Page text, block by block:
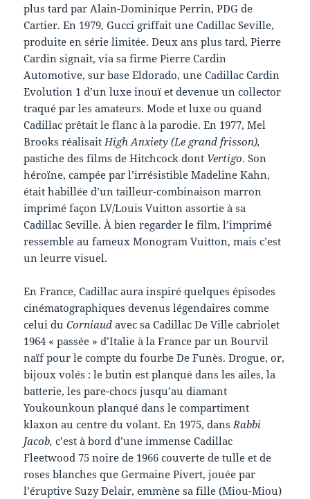
plus tard par Alain-Dominique Perrin, PDG de
Cartier. En 1979, Gucci griffait une Cadillac Seville,
produite en série limitée. Deux ans plus tard, Pierre
Cardin signait, via sa firme Pierre Cardin
Automotive, sur base Eldorado, une Cadillac Cardin
Evolution 1 d’un luxe inouï et devenue un collector
traqué par les amateurs. Mode et luxe ou quand
Cadillac prêtait le flanc à la parodie. En 1977, Mel
Brooks réalisait High Anxiety (Le grand frisson),
pastiche des films de Hitchcock dont Vertigo. Son
héroïne, campée par l’irrésistible Madeline Kahn,
était habillée d’un tailleur-combinaison marron
imprimé façon LV/Louis Vuitton assortie à sa
Cadillac Seville. À bien regarder le film, l’imprimé
ressemble au fameux Monogram Vuitton, mais c’est
un leurre visuel.
En France, Cadillac aura inspiré quelques épisodes
cinématographiques devenus légendaires comme
celui duCorniaudavec sa Cadillac De Ville cabriolet
1964 « passée » d’Italie à la France par un Bourvil
naïf pour le compte du fourbe De Funès. Drogue, or,
bijoux volés : le butin est planqué dans les ailes, la
batterie, les pare-chocs jusqu’au diamant
Youkounkoun planqué dans le compartiment
klaxon au centre du volant. En 1975, dans Rabbi
Jacob, c’est à bord d’une immense Cadillac
Fleetwood 75 noire de 1966 couverte de tulle et de
roses blanches que Germaine Pivert, jouée par
l’éruptive Suzy Delair, emmène sa fille (Miou-Miou)